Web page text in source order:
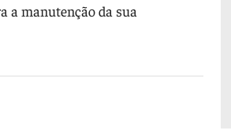
a manutenção da sua